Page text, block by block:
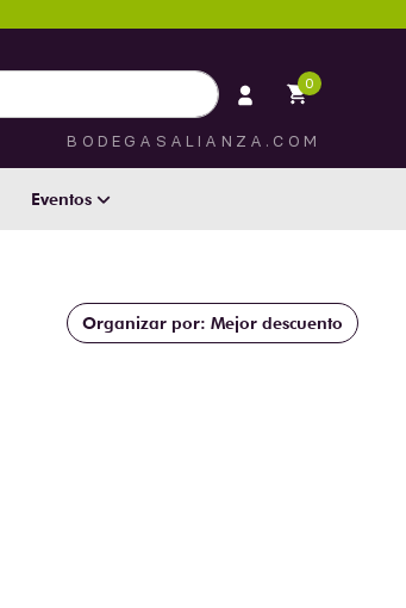
0
BODEGASALIANZA.COM
Eventos
Mejor descuento